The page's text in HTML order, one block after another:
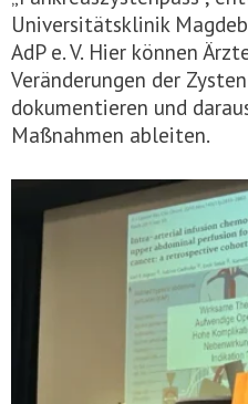
Universitätsklinik
AdP e. V. Hier können
Veränderungen der
dokumentieren und
Maßnahmen ableiten.